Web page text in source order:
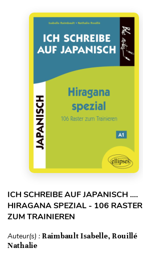
ICH SCHREIBE AUF JAPANISCH ….
HIRAGANA SPEZIAL - 106 RASTER
ZUM TRAINIEREN
Auteur(s) : Raimbault Isabelle, Rouillé
Nathalie